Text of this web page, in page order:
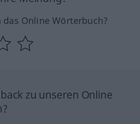
Online Wörterbuch?
zu unseren Online